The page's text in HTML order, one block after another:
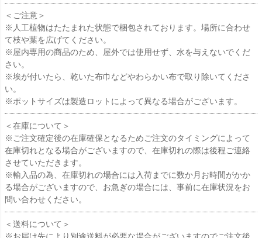
＜ご注意＞
※人工植物はたたまれた状態で梱包されております。場所に合わせ
て枝や葉を広げてください。
※屋内専用の商品のため、屋外では使用せず、水を与えないでくだ
さい。
※埃が付いたら、乾いた布巾などやわらかい布で取り除いてくださ
い。
※ポットサイズは製造ロットによって異なる場合がございます。
＜在庫について＞
※ご注文確定後の在庫確保となるためご注文のタイミングによって
在庫切れとなる場合がございますので、在庫切れの際は後程ご連絡
させていただきます。
※輸入品の為、在庫切れの場合には入荷までに数か月お時間がかか
る場合がございますので、お急ぎの場合には、事前に在庫状況をお
問い合わせください。
＜送料について＞